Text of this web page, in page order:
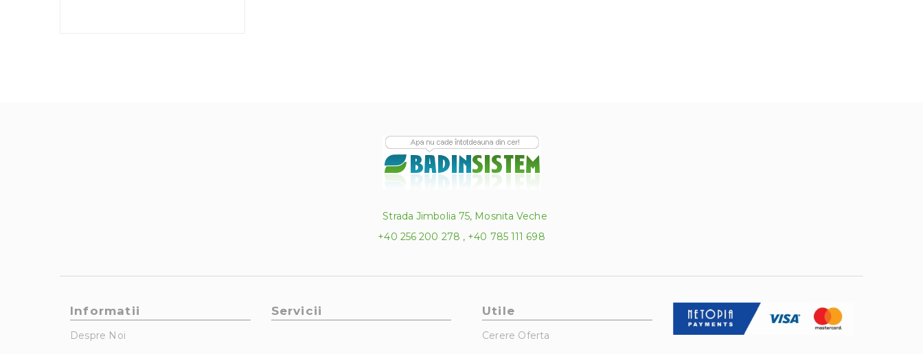
Strada Jimbolia 75, Mosnita Veche
+40 256 200 278 , +40 785 111 698
Informatii
Despre Noi
Servicii Utile
Cerere Oferta